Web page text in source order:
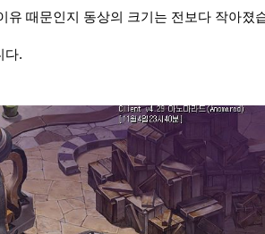
유 때문인지 동상의 크기는 전보다 작아졌
다.